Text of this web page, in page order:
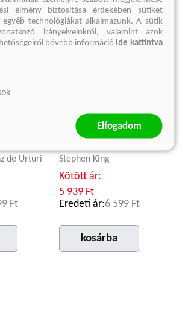
de Urturi
Ft
Ne hátrálj!
Stephen King
Kötött ár:
5 939 Ft
Eredeti ár:6 599 Ft
kosárba
élmény biztosítása érdekében sütiket
egyéb technológiákat alkalmazunk. A sütik
irányelveinkről, valamint azok
bővebb információide kattintva
Elfogadom